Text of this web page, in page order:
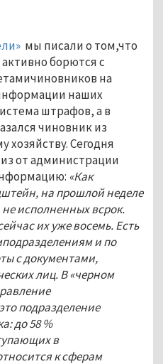
мы писали о том,что
борются с
на
наших
штрафов, а в
чиновник из
хозяйству. Сегодня
от администрации
«Как
на прошлой неделе
исполненных всрок.
их уже восемь. Есть
и по
с документами,
лиц. В «черном
подразделение
до 58 %
в
к сферам